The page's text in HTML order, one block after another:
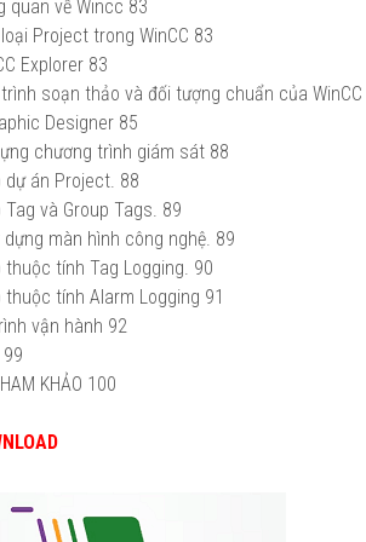
quan về Wincc 83
Project trong WinCC 83
Explorer 83
soạn thảo và đối tượng chuẩn của WinCC
Designer 85
chương trình giám sát 88
dự án Project. 88
và Group Tags. 89
màn hình công nghệ. 89
thuộc tính Tag Logging. 90
thuộc tính Alarm Logging 91
vận hành 92
99
KHẢO 100